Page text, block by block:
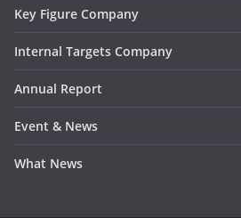
Key Figure Company
Internal Targets Company
Annual Report
Event & News
What News